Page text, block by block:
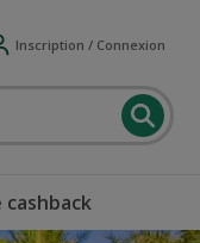
Inscription / Connexion